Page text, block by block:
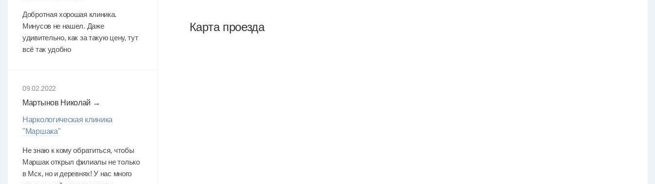
Карта проезда
Добротная хорошая клиника.
Минусов не нашел. Даже
удивительно, как за такую цену, тут
всё так удобно
09.02.2022
Мартынов Николай →
Наркологическая клиника
"Маршака"
Не знаю к кому обратиться, чтобы
Маршак открыл филиалы не только
в Мск, но и деревнях! У нас много